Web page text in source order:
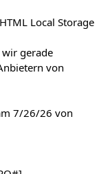
Local Storage
wir gerade
von
7/26/26 von